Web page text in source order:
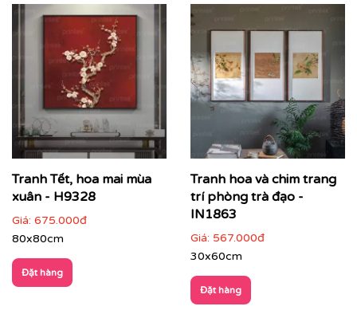
Tranh Tết, hoa mai mùa
xuân - H9328
Giá: 675.000đ
80x80cm
Đặt hàng
Tranh hoa và chim trang
trí phòng trà đạo -
IN1863
Giá: 567.000đ
30x60cm
Đặt hàng